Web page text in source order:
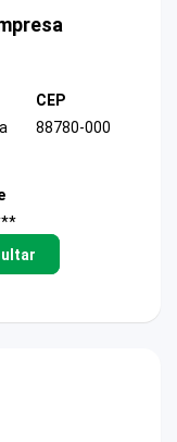
CEP
88780-000